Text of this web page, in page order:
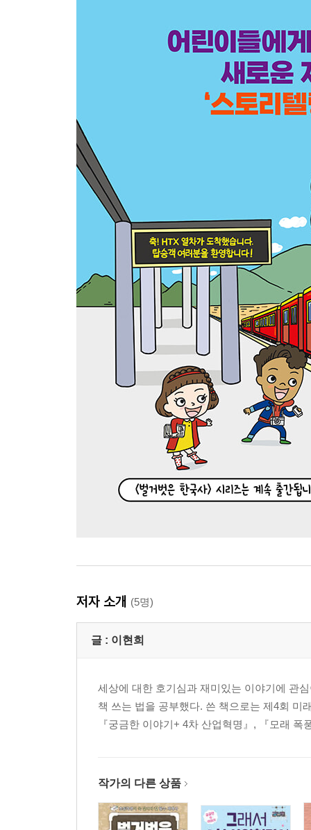
저자 소개 (5명)
글 : 이현희
세상에 대한 호기심과 재미있는 이야기에 관
책 쓰는 법을 공부했다. 쓴 책으로는 제4회 미
『궁금한 이야기+ 4차 산업혁명』, 『모래
작가의 다른 상품